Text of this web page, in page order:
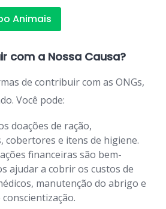
Animais
com a Nossa Causa?
de contribuir com as ONGs,
Você pode:
doações de ração,
cobertores e itens de higiene.
financeiras são bem-
ajudar a cobrir os custos de
manutenção do abrigo e